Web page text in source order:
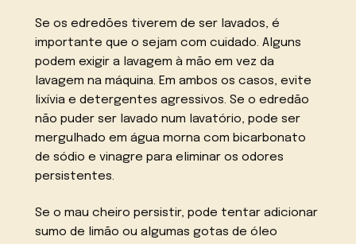
Se os edredões tiverem de ser lavados, é
importante que o sejam com cuidado. Alguns
podem exigir a lavagem à mão em vez da
lavagem na máquina. Em ambos os casos, evite
lixívia e detergentes agressivos. Se o edredão
não puder ser lavado num lavatório, pode ser
mergulhado em água morna com bicarbonato
de sódio e vinagre para eliminar os odores
persistentes.
Se o mau cheiro persistir, pode tentar adicionar
sumo de limão ou algumas gotas de óleo